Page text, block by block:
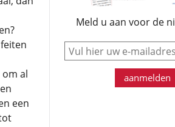
al
een
Meld u aan voor de
e-mail
aanmelden